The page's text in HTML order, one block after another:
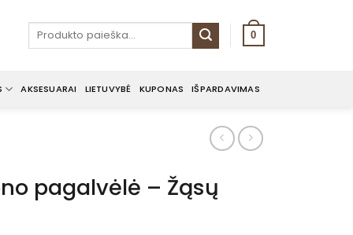
Ieškoti: 0
AKSESUARAI LIETUVYBĖ KUPONAS IŠPARDAVIMAS
pagalvėlė – Žąsų